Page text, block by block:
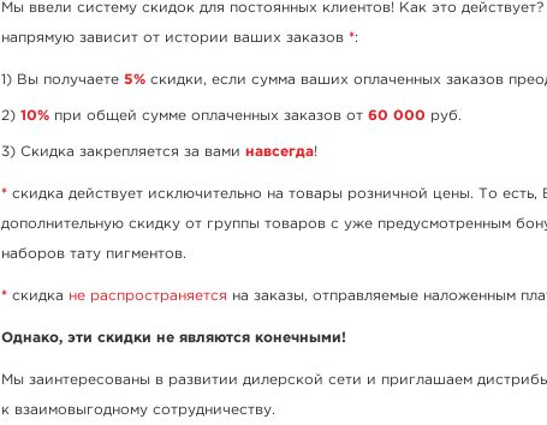
Мы ввели систему скидок для постоянных клиентов! Как это
напрямую зависит от истории ваших заказов *:
Вы получаете 5% скидки, если сумма ваших оплаченных заказов
10% при общей сумме оплаченных заказов от 60 000 руб.
Скидка закрепляется за вами навсегда!
* скидка действует исключительно на товары розничной цены. То есть,
дополнительную скидку от группы товаров с уже предусмотренным
наборов тату пигментов.
* скидка не распространяется на заказы, отправляемые наложенным
Однако, эти скидки не являются конечными!
Мы заинтересованы в развитии дилерской сети и приглашаем
к взаимовыгодному сотрудничеству.